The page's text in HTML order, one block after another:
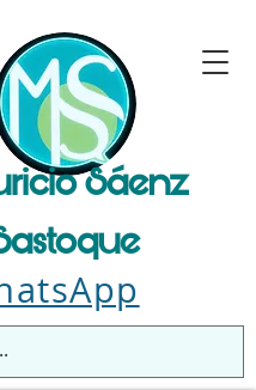
Sáenz